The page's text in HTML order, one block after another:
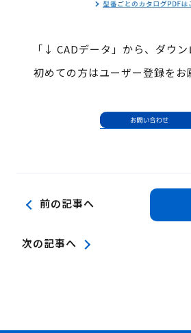
「↓ CADデータ」から、ダウン
初めての方はユーザー登録をお
前の記事へ
次の記事へ